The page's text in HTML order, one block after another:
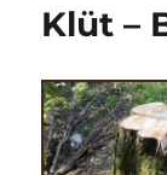
Klüt –